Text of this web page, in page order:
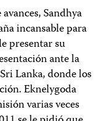
Sandhya
incansable para
presentar su
ante la
Lanka, donde los
Eknelygoda
varias veces